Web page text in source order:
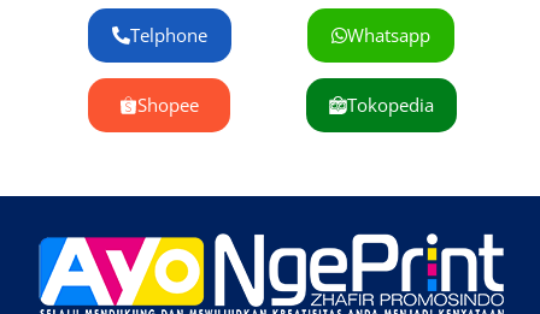
Telphone Whatsapp
Shopee Tokopedia